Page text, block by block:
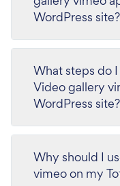
WordPress site?
What steps do
Video gallery
WordPress site?
Why should I
vimeo on my